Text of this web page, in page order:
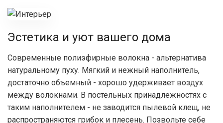
Эстетика и уют вашего дома
Современные полиэфирные волокна - альтернатива
натуральному пуху. Мягкий и нежный наполнитель,
достаточно объемный - хорошо удерживает воздух
между волокнами. В постельных принадлежностях с
таким наполнителем - не заводится пылевой клещ, не
распространяются грибок и плесень. Позвольте себе